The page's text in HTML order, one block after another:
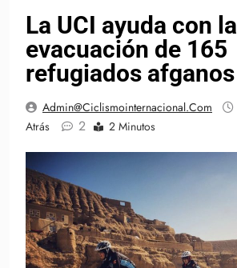
La UCI ayuda con la
evacuación de 165
refugiados afganos
Admin@ciclismointernacional.com
Atrás
2 2 Minutos